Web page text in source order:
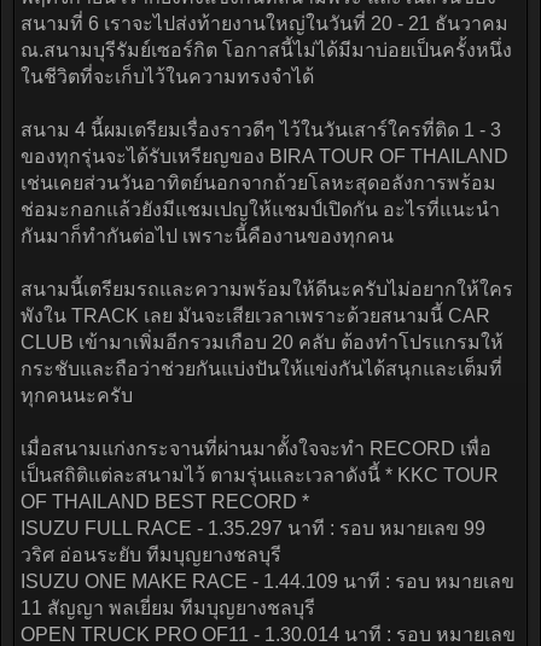
สนามที่ 6 เราจะไปส่งท้ายงานใหญ่ในวันที่ 20 - 21 ธันวาคม
ณ.สนามบุรีรัมย์เซอร์กิต โอกาสนี้ไม่ได้มีมาบ่อยเป็นครั้งหนึ่ง
ในชีวิตที่จะเก็บไว้ในความทรงจำได้
สนาม 4 นี้ผมเตรียมเรื่องราวดีๆ ไว้ในวันเสาร์ใครที่ติด 1 - 3
ของทุกรุ่นจะได้รับเหรียญของ BIRA TOUR OF THAILAND
เช่นเคยส่วนวันอาทิตย์นอกจากถ้วยโลหะสุดอลังการพร้อม
ช่อมะกอกแล้วยังมีแชมเปญให้แชมป์เปิดกัน อะไรที่แนะนำ
กันมาก็ทำกันต่อไป เพราะนี้คืองานของทุกคน
สนามนี้เตรียมรถและความพร้อมให้ดีนะครับไม่อยากให้ใคร
พังใน TRACK เลย มันจะเสียเวลาเพราะด้วยสนามนี้ CAR
CLUB เข้ามาเพิ่มอีกรวมเกือบ 20 คลับ ต้องทำโปรแกรมให้
กระชับและถือว่าช่วยกันแบ่งปันให้แข่งกันได้สนุกและเต็มที่
ทุกคนนะครับ
เมื่อสนามแก่งกระจานที่ผ่านมาตั้งใจจะทำ RECORD เพื่อ
เป็นสถิติแต่ละสนามไว้ ตามรุ่นและเวลาดังนี้ * KKC TOUR
OF THAILAND BEST RECORD *
ISUZU FULL RACE - 1.35.297 นาที : รอบ หมายเลข 99
วริศ อ่อนระยับ ทีมบุญยางชลบุรี
ISUZU ONE MAKE RACE - 1.44.109 นาที : รอบ หมายเลข
11 สัญญา พลเยี่ยม ทีมบุญยางชลบุรี
OPEN TRUCK PRO OF11 - 1.30.014 นาที : รอบ หมายเลข